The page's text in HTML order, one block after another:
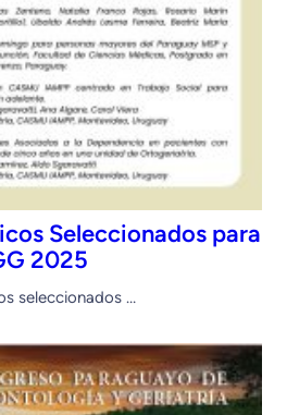
Seleccionados para
2025
seleccionados …